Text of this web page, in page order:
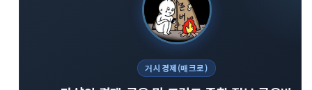
거시경제(매크로)